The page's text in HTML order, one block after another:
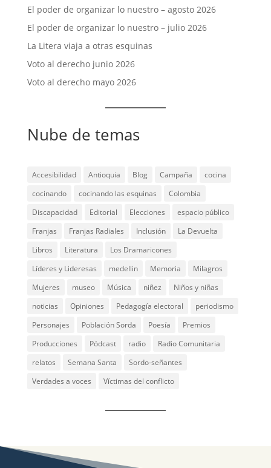
El poder de organizar lo nuestro – agosto 2026
El poder de organizar lo nuestro – julio 2026
La Litera viaja a otras esquinas
Voto al derecho junio 2026
Voto al derecho mayo 2026
Nube de temas
Accesibilidad Antioquia Blog Campaña
cocina
cocinando
cocinando las esquinas
Colombia
Discapacidad
Editorial Elecciones
espacio público
Franjas
Franjas Radiales Inclusión
La Devuelta
Libros
Literatura
Los Dramaricones
Líderes y Lideresas
medellin Memoria
Milagros
Mujeres
museo Música niñez
Niños y niñas
noticias
Opiniones Pedagogía electoral
periodismo
Personajes
Población Sorda Poesía
Premios
Producciones
Pódcast radio
Radio Comunitaria
relatos
Semana Santa
Sordo-señantes
Verdades a voces
Víctimas del conflicto